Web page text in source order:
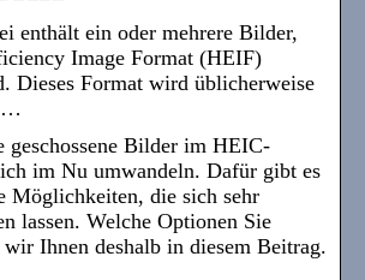
enthält ein oder mehrere Bilder,
Image Format (HEIF)
Dieses Format wird üblicherweise
…
geschossene Bilder im HEIC-
im Nu umwandeln. Dafür gibt es
Möglichkeiten, die sich sehr
lassen. Welche Optionen Sie
Ihnen deshalb in diesem Beitrag.